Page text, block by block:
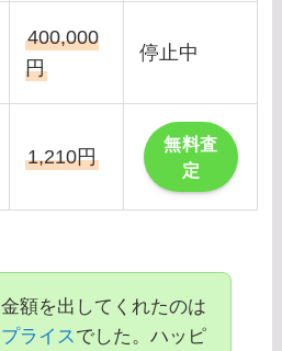
400,000
円
停止中
1,210円
無料査
定
額を出してくれたのは
ライスでした。ハッピ